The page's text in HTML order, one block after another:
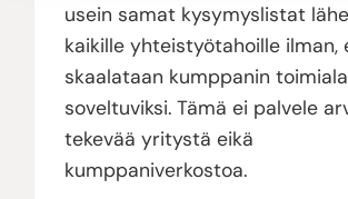
usein samat kysymyslistat
kaikille yhteistyötahoille ilman,
skaalataan kumppanin
soveltuviksi. Tämä ei palvele
tekevää yritystä eikä
kumppaniverkostoa.